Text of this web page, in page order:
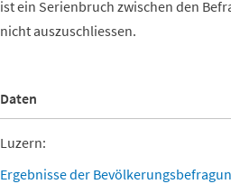
ist ein Serienbruch zwischen den
nicht auszuschliessen.
Daten
Luzern:
Ergebnisse der